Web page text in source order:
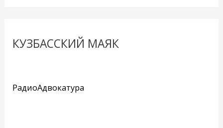
КУЗБАССКИЙ МАЯК
РадиоАдвокатура